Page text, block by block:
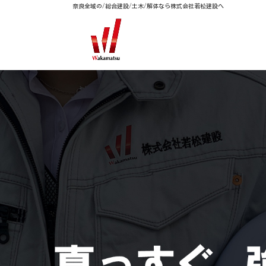
奈良全域の/総合建設/土木/解体なら株式会社若松建設へ